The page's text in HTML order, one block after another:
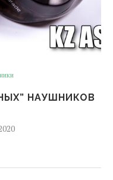
НАУШНИКОВ